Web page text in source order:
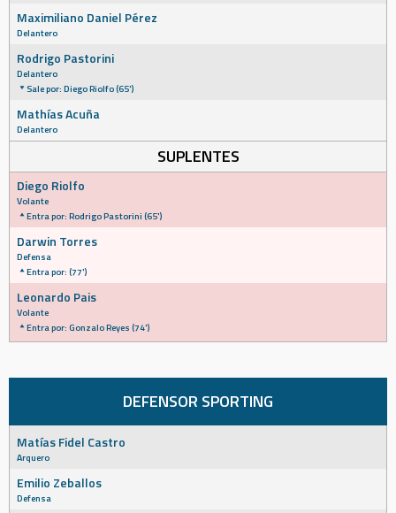
Maximiliano Daniel Pérez
Delantero
Rodrigo Pastorini
Delantero
Sale por: Diego Riolfo (65')
Mathías Acuña
Delantero
SUPLENTES
Diego Riolfo
Volante
Entra por: Rodrigo Pastorini (65')
Darwin Torres
Defensa
Entra por: (77')
Leonardo Pais
Volante
Entra por: Gonzalo Reyes (74')
DEFENSOR SPORTING
Matías Fidel Castro
Arquero
Emilio Zeballos
Defensa